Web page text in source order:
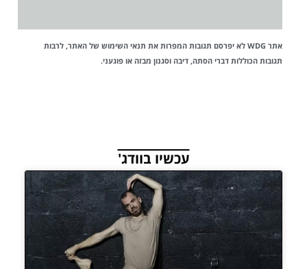
אתר WDG לא יפרסם תגובות המפרות את תנאי השימוש של האתר, לרבות
תגובות הכוללות דברי הסתה, דיבה וסגנון מבזה או פוגעני.
עכשיו בוודג'